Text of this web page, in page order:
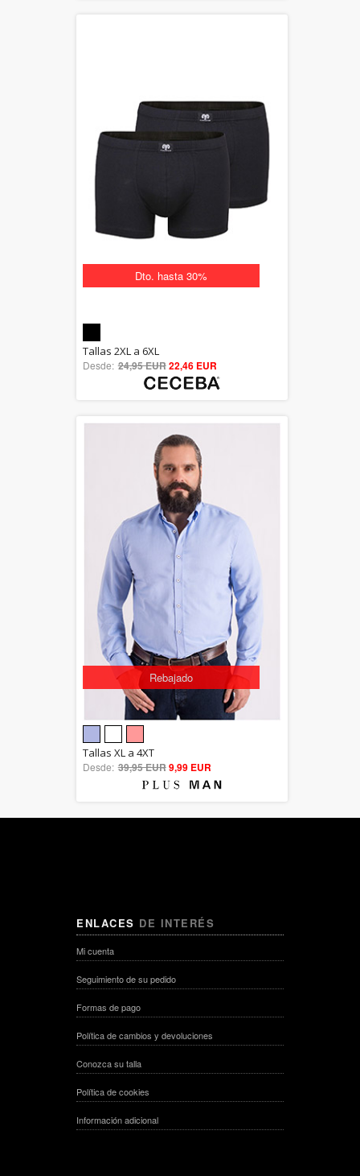
Dto. hasta 30%
5.00
out of 5
Tallas 2XL a 6XL
Desde: 24,95 EUR22,46 EUR
Rebajado
5.00
out of 5
Tallas XL a 4XT
Desde: 39,95 EUR9,99 EUR
ENLACES DE INTERÉS
Mi cuenta
Seguimiento de su pedido
Formas de pago
Política de cambios y devoluciones
Conozca su talla
Política de cookies
Información adicional